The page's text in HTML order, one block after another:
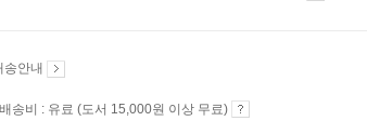
송안내
배송비 : 유료 (도서 15,000원 이상 무료)